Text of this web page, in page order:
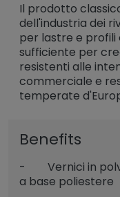
Il prodotto
dell'industria dei
per lastre e profili
sufficiente per
resistenti alle
commerciale e
temperate
Benefits
- Vernici in
a base poliestere